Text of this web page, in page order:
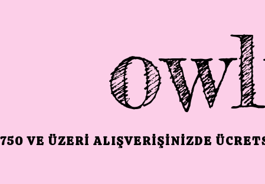
750 VE ÜZERI ALIŞVERIŞINIZDE